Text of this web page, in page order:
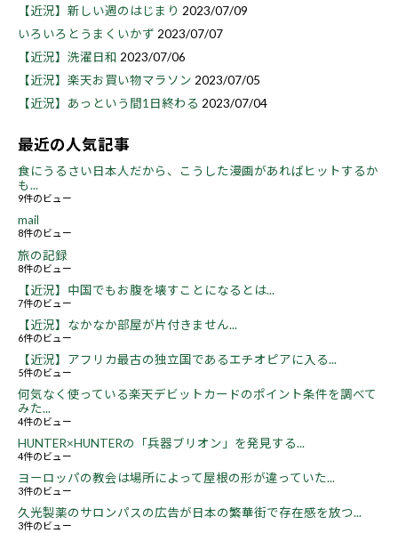
【近況】新しい週のはじまり 2023/07/09
いろいろとうまくいかず 2023/07/07
【近況】洗濯日和 2023/07/06
【近況】楽天お買い物マラソン 2023/07/05
【近況】あっという間1日終わる 2023/07/04
最近の人気記事
食にうるさい日本人だから、こうした漫画があればヒットするか
も...
9件のビュー
mail
8件のビュー
旅の記録
8件のビュー
【近況】中国でもお腹を壊すことになるとは...
7件のビュー
【近況】なかなか部屋が片付きません...
6件のビュー
【近況】アフリカ最古の独立国であるエチオピアに入る...
5件のビュー
何気なく使っている楽天デビットカードのポイント条件を調べて
みた...
4件のビュー
HUNTER×HUNTERの「兵器ブリオン」を発見する...
4件のビュー
ヨーロッパの教会は場所によって屋根の形が違っていた...
3件のビュー
久光製薬のサロンパスの広告が日本の繁華街で存在感を放つ...
3件のビュー